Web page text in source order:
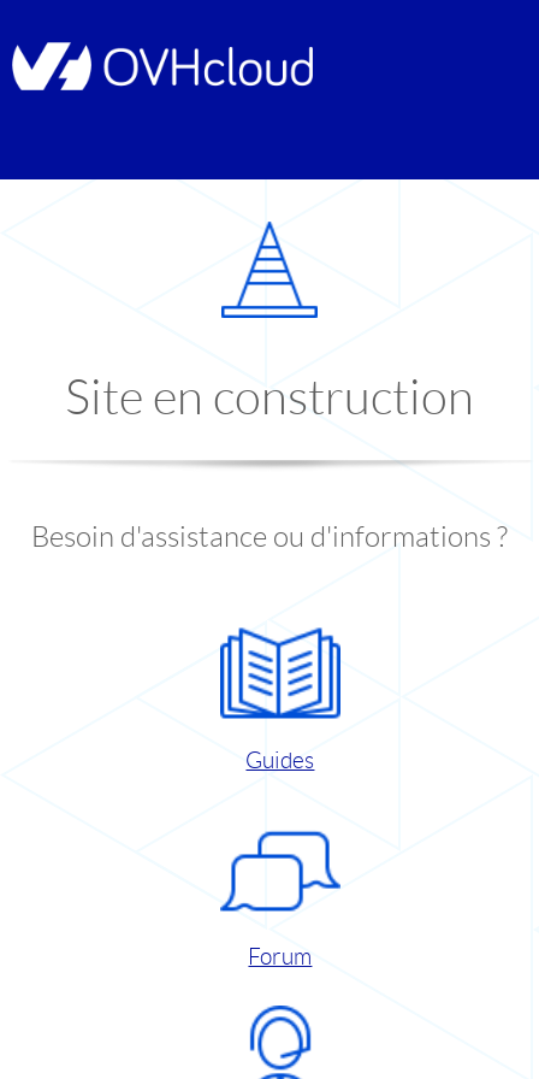
Site en construction
Besoin d'assistance ou d'informations ?
Guides
Forum